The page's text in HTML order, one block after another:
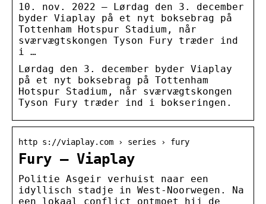
10. nov. 2022 — Lørdag den 3. december
byder Viaplay på et nyt boksebrag på
Tottenham Hotspur Stadium, når
sværvægtskongen Tyson Fury træder ind
i …
Lørdag den 3. december byder Viaplay
på et nyt boksebrag på Tottenham
Hotspur Stadium, når sværvægtskongen
Tyson Fury træder ind i bokseringen.
http s://viaplay.com › series › fury
Fury – Viaplay
Politie Asgeir verhuist naar een
idyllisch stadje in West-Noorwegen. Na
een lokaal conflict ontmoet hij de